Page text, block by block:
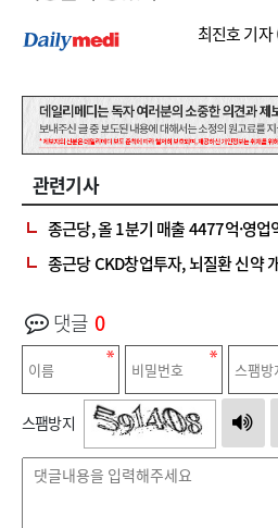
최진호 기자
관련기사
종근당, 올 1분기 매출 4477억·영업
종근당 CKD창업투자, 뇌질환 신약
댓글 0
스팸방지